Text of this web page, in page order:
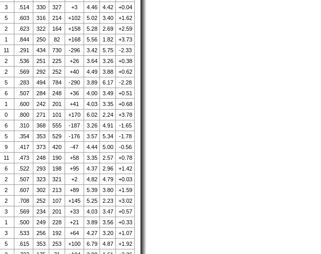
3 .514 330 327 +3 4.46 4.42
+0.04
5 .603 316 214 +102 5.02 3.40
+1.62
2 .623 322 164 +158 5.28 2.69
+2.59
1 .844 250 82 +168 5.56 1.82
+3.73
11 .291 434 730 -296 3.42 5.75
-2.33
2 .536 251 225 +26 3.64 3.26
+0.38
2 .569 292 252 +40 4.49 3.88
+0.62
5 .283 494 784 -290 3.89 6.17
-2.28
6 .507 284 248 +36 4.00 3.49
+0.51
1 .600 242 201 +41 4.03 3.35
+0.68
0 .800 271 101 +170 6.02 2.24
+3.78
6 .310 368 555 -187 3.26 4.91
-1.65
5 .354 353 529 -176 3.57 5.34
-1.78
9 .417 373 420 -47 4.44 5.00
-0.56
11 .473 248 190 +58 3.35 2.57
+0.78
6 .522 293 198 +95 4.37 2.96
+1.42
2 .507 323 321 +2 4.82 4.79
+0.03
2 .607 302 213 +89 5.39 3.80
+1.59
2 .708 252 107 +145 5.25 2.23
+3.02
3 .569 234 201 +33 4.03 3.47
+0.57
1 .500 249 228 +21 3.89 3.56
+0.33
3 .533 256 192 +64 4.27 3.20
+1.07
5 .615 353 253 +100 6.79 4.87
+1.92